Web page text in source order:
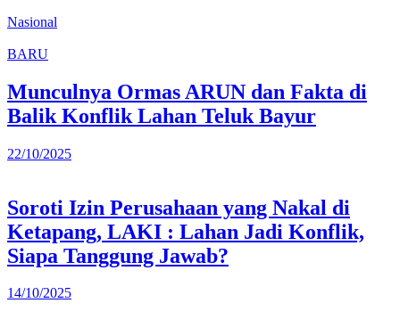
Nasional
BARU
Munculnya Ormas ARUN dan Fakta di
Balik Konflik Lahan Teluk Bayur
22/10/2025
Soroti Izin Perusahaan yang Nakal di
Ketapang, LAKI : Lahan Jadi Konflik,
Siapa Tanggung Jawab?
14/10/2025